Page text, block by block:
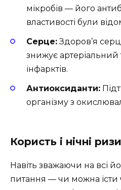
мікробів — його
властивості були
Серце:Здоров’я
знижує
інфарктів.
Антиоксиданти:
організму з
Користь і нічні
Навіть зважаючи на всі
питання — чи можна їсти